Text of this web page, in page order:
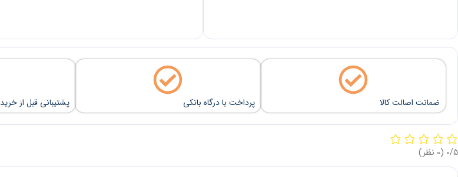
ضمانت اصالت کالا پرداخت با درگاه بانکی پشتیبانی قبل از خرید
‫0/5 ‫(0 نظر)